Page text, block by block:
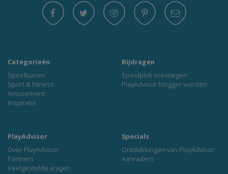
Categorieën
Speeltuinen
Sport & Fitness
Amusement
Inspiratie
Bijdragen
Speelplek toevoegen
PlayAdvisor blogger worden
PlayAdvisor
Over PlayAdvisor
Partners
Veelgestelde vragen
Specials
Ontdekkingen van PlayAdvisor
Aanraders